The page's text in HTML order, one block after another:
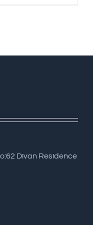
Divan Residence